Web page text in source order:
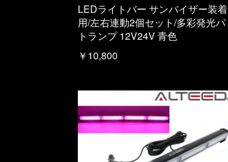
LEDライトバー サンバイザー装着
用/左右連動2個セット/多彩発光パ
トランプ 12V24V 青色
￥10,800